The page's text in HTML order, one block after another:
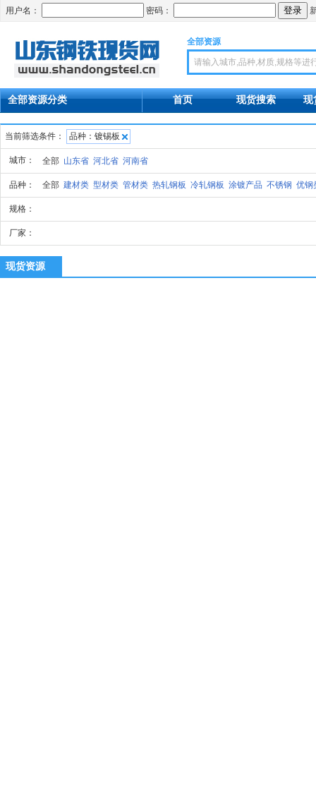
用户名： 密码：
全部资源
全部资源分类 首页 现货搜索 现
当前筛选条件： 品种：镀锡板
城市： 全部 山东省 河北省 河南省
品种： 全部 建材类 型材类 管材类 热轧钢板 冷轧钢板 涂镀产品 不锈钢 优钢
规格：
厂家：
现货资源